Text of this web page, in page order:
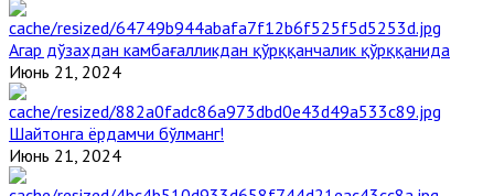
Агар дўзахдан камбағалликдан қўрққанчалик қўрққанида
Июнь 21, 2024
Шайтонга ёрдамчи бўлманг!
Июнь 21, 2024